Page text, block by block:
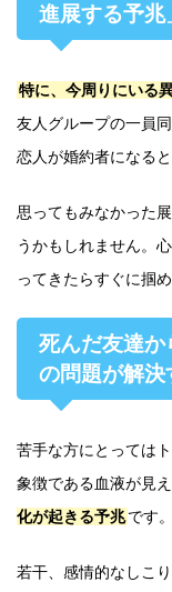
進展する予兆
特に、今周りにいる
友人グループの一員
恋人が婚約者になる
思ってもみなかった
うかもしれません。
ってきたらすぐに掴
死んだ友達
の問題が解決
苦手な方にとっては
象徴である血液が見え
化が起きる予兆です。
若干、感情的なしこ